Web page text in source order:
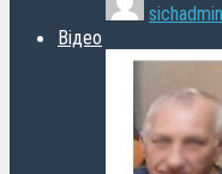
sichadmin
Відео